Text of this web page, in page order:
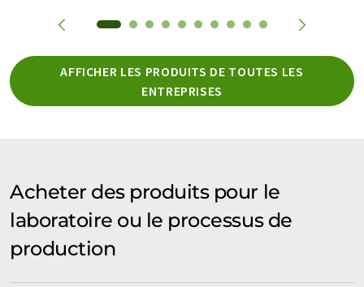
AFFICHER LES PRODUITS DE TOUTES LES
ENTREPRISES
Acheter des produits pour le
laboratoire ou le processus de
production